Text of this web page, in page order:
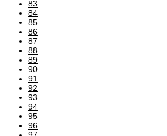
83
84
85
86
87
88
89
90
91
92
93
94
95
96